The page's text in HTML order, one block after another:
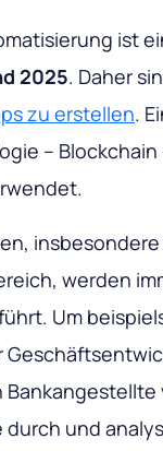
ist
2025. Daher
zu erstellen.
–
insbesondere
werden
Um
und